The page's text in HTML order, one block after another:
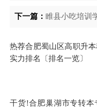
下一篇： 睢县小吃培训
热荐合肥蜀山区高职升
实力排名〔排名一览〕
干货!合肥巢湖市专转本